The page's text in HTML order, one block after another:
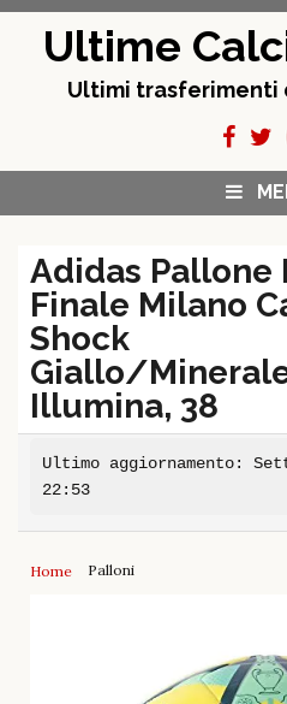
Ultime
Ultimi trasferimenti
Adidas Pallone
Finale Milano
Shock
Giallo/
Illumina, 38
Ultimo aggiornamento:
22:53
Home Palloni